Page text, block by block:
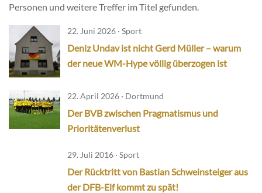
Personen und weitere Treffer im Titel gefunden.
22. Juni 2026 · Sport
Deniz Undav ist nicht Gerd Müller – warum
der neue WM-Hype völlig überzogen ist
22. April 2026 · Dortmund
Der BVB zwischen Pragmatismus und
Prioritätenverlust
29. Juli 2016 · Sport
Der Rücktritt von Bastian Schweinsteiger aus
der DFB-Elf kommt zu spät!